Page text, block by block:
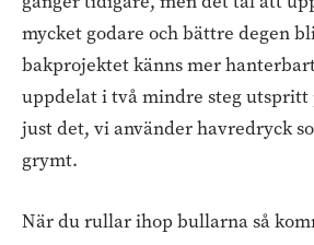
mycket godare och bättre degen
bakprojektet känns mer
uppdelat i två mindre steg utspritt
just det, vi använder havredryck
grymt.
När du rullar ihop bullarna så